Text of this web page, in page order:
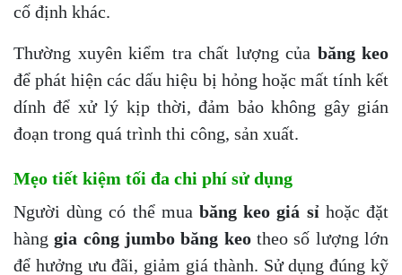
cố định khác.
Thường xuyên kiểm tra chất lượng của băng keo
để phát hiện các dấu hiệu bị hỏng hoặc mất tính kết
dính để xử lý kịp thời, đảm bảo không gây gián
đoạn trong quá trình thi công, sản xuất.
Mẹo tiết kiệm tối đa chi phí sử dụng
Người dùng có thể mua băng keo giá sỉ hoặc đặt
hànggia công jumbo băng keotheo số lượng lớn
để hưởng ưu đãi, giảm giá thành. Sử dụng đúng kỹ